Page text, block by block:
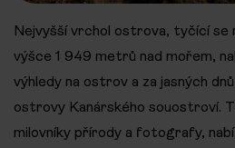
Nejvyšší vrchol ostrova, tyčící se
výšce 1 949 metrů nad mořem,
výhledy na ostrov a za jasných
ostrovy Kanárského souostroví.
milovníky přírody a fotografy,